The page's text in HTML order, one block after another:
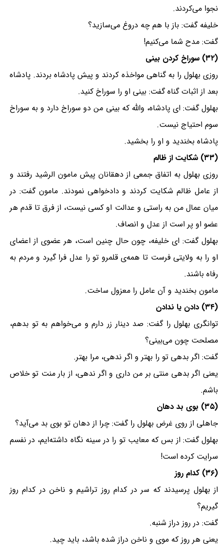
نجوا می‌کردند.
خلیفه گفت: باز با هم چه دروغ می‌سازید؟
گفت: مدح شما می‌کنیم!
(۳۲) سوراخ کردن بینی
روزی بهلول را به گناهی مواخذه کردند و پیش پادشاه بردند. پادشاه
بعد از اثبات گناه گفت: بینی او را سوراخ کنید.
بهلول گفت: ای پادشاه، والله که بینی من دو سوراخ دارد و به سوراخ
سوم احتیاج نیست.
پادشاه بخندید و او را بخشید.
(۳۳) شکایت از ظالم
روزی بهلول به اتفاق جمعی از دهقانان پیش مامون الرشید رفتند و
از عامل ظالم شکایت کردند و دادخواهی نمودند. مامون گفت: در
میان عمال من به راستی و عدالت او کسی نیست، از فرق تا قدم هر
عضو او پر است از عدل و انصاف.
بهلول گفت: ای خلیفه، چون حال چنین است، هر عضوی از اعضای
او را به ولایتی فرست تا همه‌ی قلمرو تو را عدل فرا گیرد و مردم به
رفاه باشند.
مامون بخندید و آن عامل را معزول ساخت.
(۳۴) دادن یا ندادن
توانگری بهلول را گفت: صد دینار زر دارم و می‌خواهم به تو بدهم،
مصلحت چون می‌بینی؟
گفت: اگر بدهی تو را بهتر و اگر ندهی، مرا بهتر.
یعنی اگر بدهی منتی بر من داری و اگر ندهی، از بار منت تو خلاص
باشم.
(۳۵) بوی بد دهان
جاهلی از روی غرض بهلول را گفت: چرا از دهان تو بوی بد می‌آید؟
بهلول گفت: از بس که معایب تو را در سینه نگاه داشته‌ایم، در نفسم
سرایت کرده است!
(۳۶) کدام روز
از بهلول پرسیدند که سر در کدام روز تراشیم و ناخن در کدام روز
گیریم؟
گفت: در روز دراز شنبه.
یعنی هر روز که موی و ناخن دراز شده باشد، باید چید.